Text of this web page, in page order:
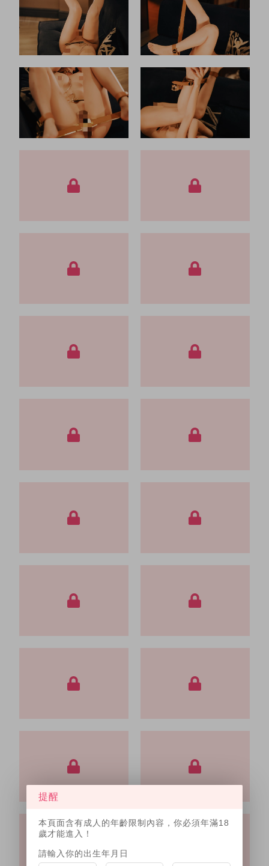
提醒
本頁面含有成人的年齡限制內容，你必須年滿18
歲才能進入！
請輸入你的出生年月日